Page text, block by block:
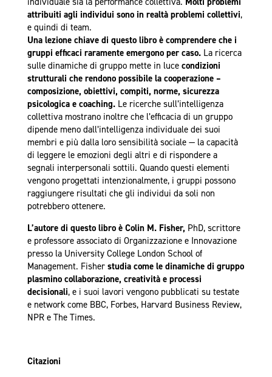
attribuiti agli individui sono in realtà problemi collettivi,
e quindi di team.
Una lezione chiave di questo libro è comprendere che i
gruppi efficaci raramente emergono per caso.La ricerca
sulle dinamiche di gruppo mette in luce condizioni
strutturali che rendono possibile la cooperazione –
composizione, obiettivi, compiti, norme, sicurezza
psicologica e coaching.Le ricerche sull’intelligenza
collettiva mostrano inoltre che l’efficacia di un gruppo
dipende meno dall’intelligenza individuale dei suoi
membri e più dalla loro sensibilità sociale — la capacità
di leggere le emozioni degli altri e di rispondere a
segnali interpersonali sottili. Quando questi elementi
vengono progettati intenzionalmente, i gruppi possono
raggiungere risultati che gli individui da soli non
potrebbero ottenere.
L’autore di questo libro è Colin M. Fisher, PhD, scrittore
e professore associato di Organizzazione e Innovazione
presso la University College London School of
Management. Fisher studia come le dinamiche di gruppo
plasmino collaborazione, creatività e processi
decisionali, e i suoi lavori vengono pubblicati su testate
e network come BBC, Forbes, Harvard Business Review,
NPR e The Times.
Citazioni